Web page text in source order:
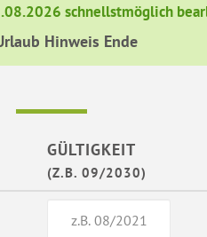
schnellstmöglich
Hinweis Ende
GÜLTIGKEIT
(Z.B. 09/2030)